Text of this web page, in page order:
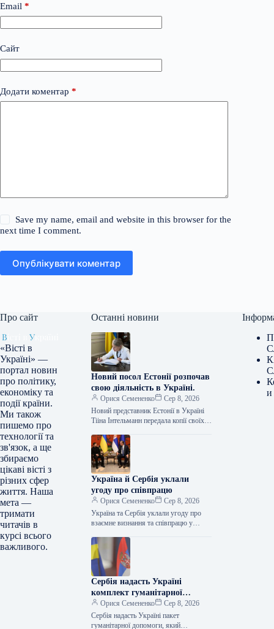
Email *
Сайт
Додати коментар *
Save my name, email and website in this browser for the
next time I comment.
Опублікувати коментар
Про сайт
«Вісті в
Україні» —
портал новин
про політику,
економіку та
події країни.
Ми також
пишемо про
технології та
зв'язок, а ще
збираємо
цікаві вісті з
різних сфер
життя. Наша
мета —
тримати
читачів в
курсі всього
важливого.
Останні новини
Новий посол Естонії розпочав
свою діяльність в Україні.
Орися Семененко
Сер 8, 2026
Новий представник Естонії в Україні
Тііна Інтельманн передала копії своїх
заступнику міністра закордонних справ
України Євгену Перебийносу.…
Україна й Сербія уклали
угоду про співпрацю
Орися Семененко
Сер 8, 2026
Україна та Сербія уклали угоду про
взаємне визнання та співпрацю у
безпеки харчових продуктів. Як…
Сербія надасть Україні
комплект гуманітарної
допомоги
Орися Семененко
Сер 8, 2026
Сербія надасть Україні пакет
гуманітарної допомоги, який
и